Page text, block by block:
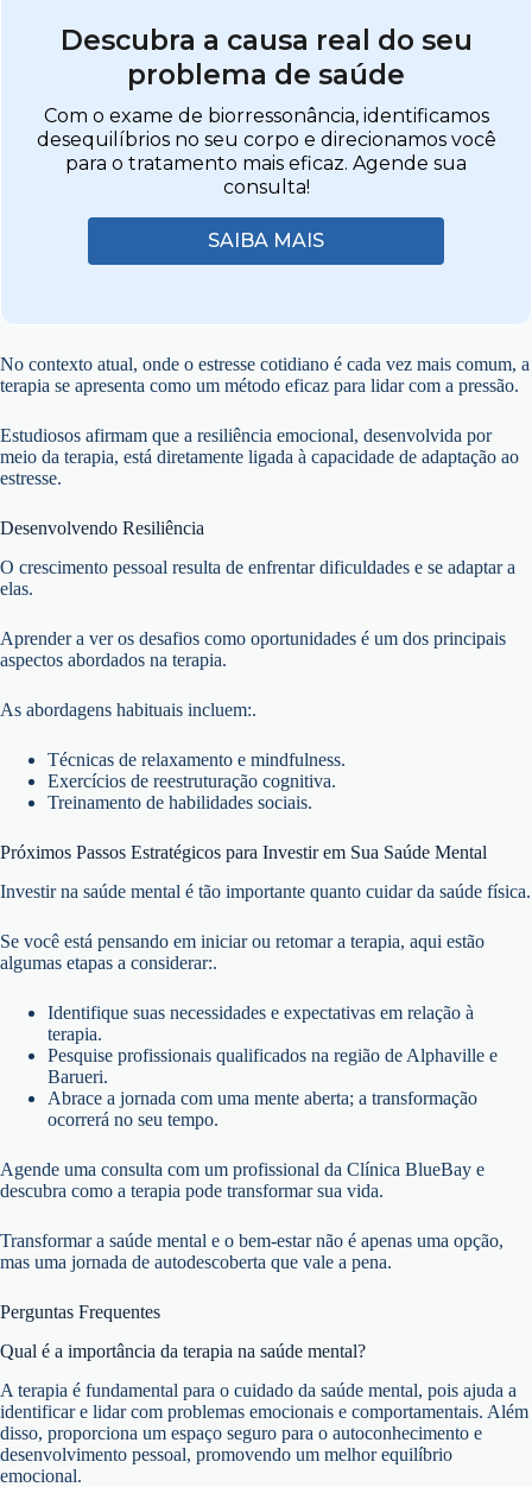
Descubra a causa real do seu
problema de saúde
Com o exame de biorressonância, identificamos
desequilíbrios no seu corpo e direcionamos você
para o tratamento mais eficaz. Agende sua
consulta!
SAIBA MAIS
No contexto atual, onde o estresse cotidiano é cada vez mais comum, a
terapia se apresenta como um método eficaz para lidar com a pressão.
Estudiosos afirmam que a resiliência emocional, desenvolvida por
meio da terapia, está diretamente ligada à capacidade de adaptação ao
estresse.
Desenvolvendo Resiliência
O crescimento pessoal resulta de enfrentar dificuldades e se adaptar a
elas.
Aprender a ver os desafios como oportunidades é um dos principais
aspectos abordados na terapia.
As abordagens habituais incluem:.
Técnicas de relaxamento e mindfulness.
Exercícios de reestruturação cognitiva.
Treinamento de habilidades sociais.
Próximos Passos Estratégicos para Investir em Sua Saúde Mental
Investir na saúde mental é tão importante quanto cuidar da saúde física.
Se você está pensando em iniciar ou retomar a terapia, aqui estão
algumas etapas a considerar:.
Identifique suas necessidades e expectativas em relação à
terapia.
Pesquise profissionais qualificados na região de Alphaville e
Barueri.
Abrace a jornada com uma mente aberta; a transformação
ocorrerá no seu tempo.
Agende uma consulta com um profissional da Clínica BlueBay e
descubra como a terapia pode transformar sua vida.
Transformar a saúde mental e o bem-estar não é apenas uma opção,
mas uma jornada de autodescoberta que vale a pena.
Perguntas Frequentes
Qual é a importância da terapia na saúde mental?
A terapia é fundamental para o cuidado da saúde mental, pois ajuda a
identificar e lidar com problemas emocionais e comportamentais. Além
disso, proporciona um espaço seguro para o autoconhecimento e
desenvolvimento pessoal, promovendo um melhor equilíbrio
emocional.